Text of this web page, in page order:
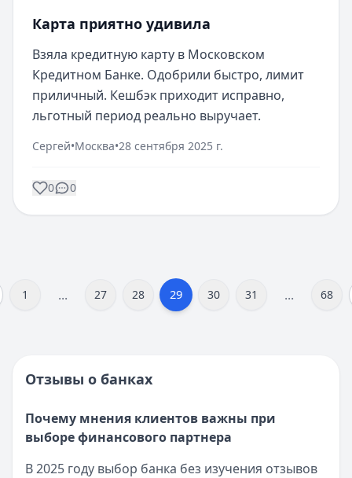
Карта приятно удивила
Взяла кредитную карту в Московском
Кредитном Банке. Одобрили быстро, лимит
приличный. Кешбэк приходит исправно,
льготный период реально выручает.
Сергей•Москва•28 сентября 2025 г.
0 0
1 ... 27 28 29 30 31 ... 68
Отзывы о банках
Почему мнения клиентов важны при
выборе финансового партнера
В 2025 году выбор банка без изучения отзывов